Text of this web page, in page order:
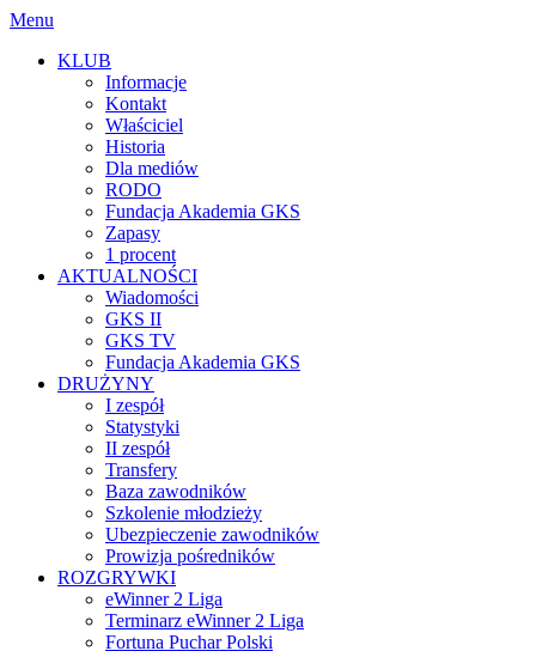
Menu
KLUB
Informacje
Kontakt
Właściciel
Historia
Dla mediów
RODO
Fundacja Akademia GKS
Zapasy
1 procent
AKTUALNOŚCI
Wiadomości
GKS II
GKS TV
Fundacja Akademia GKS
DRUŻYNY
I zespół
Statystyki
II zespół
Transfery
Baza zawodników
Szkolenie młodzieży
Ubezpieczenie zawodników
Prowizja pośredników
ROZGRYWKI
eWinner 2 Liga
Terminarz eWinner 2 Liga
Fortuna Puchar Polski